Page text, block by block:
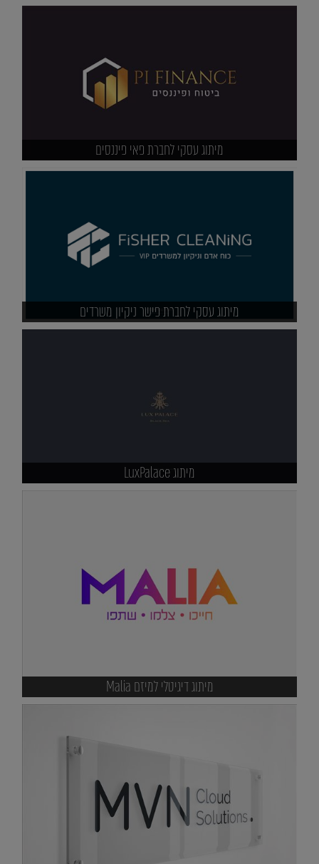
מיתוג עסקי לחברת פאי פיננסים
מיתוג עסקי לחברת פישר ניקיון משרדים
מיתוג LuxPalace
מיתוג דיגיטלי למיזם Malia